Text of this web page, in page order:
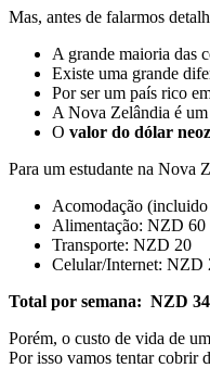
Mas, antes de falarmos
A grande maioria das
Existe uma grande
Por ser um país rico
A Nova Zelândia é um
O valor do dólar
Para um estudante na Nova
Acomodação
Alimentação: NZD 60
Transporte: NZD 20
Celular/Internet: NZD
Total por semana: NZD
Porém, o custo de vida de
Por isso vamos tentar cobrir